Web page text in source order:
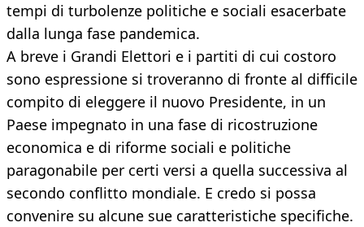
tempi di turbolenze politiche e sociali esacerbate
dalla lunga fase pandemica.
A breve i Grandi Elettori e i partiti di cui costoro
sono espressione si troveranno di fronte al difficile
compito di eleggere il nuovo Presidente, in un
Paese impegnato in una fase di ricostruzione
economica e di riforme sociali e politiche
paragonabile per certi versi a quella successiva al
secondo conflitto mondiale. E credo si possa
convenire su alcune sue caratteristiche specifiche.